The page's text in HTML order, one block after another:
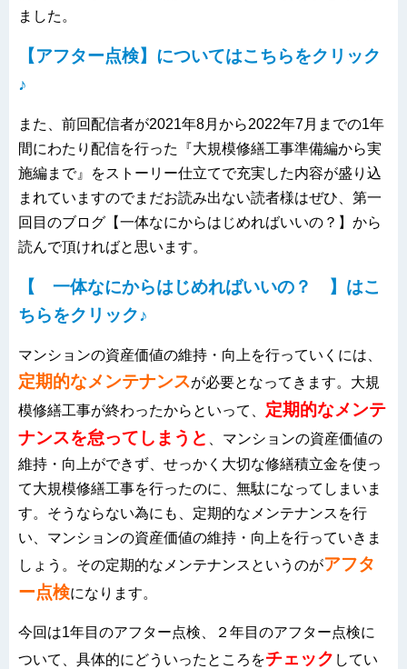
ました。
【アフター点検】についてはこちらをクリック
♪
また、前回配信者が2021年8月から2022年7月までの1年
間にわたり配信を行った『大規模修繕工事準備編から実
施編まで』をストーリー仕立てで充実した内容が盛り込
まれていますのでまだお読み出ない読者様はぜひ、第一
回目のブログ【一体なにからはじめればいいの？】から
読んで頂ければと思います。
【 一体なにからはじめればいいの？ 】はこ
ちらをクリック♪
マンションの資産価値の維持・向上を行っていくには、
定期的なメンテナンスが必要となってきます。大規
模修繕工事が終わったからといって、 定期的なメンテ
ナンスを怠ってしまうと
、マンションの資産価値の
維持・向上ができず、せっかく大切な修繕積立金を使っ
て大規模修繕工事を行ったのに、無駄になってしまいま
す。そうならない為にも、定期的なメンテナンスを行
い、マンションの資産価値の維持・向上を行っていきま
しょう。その定期的なメンテナンスというのがアフタ
ー点検になります。
今回は1年目のアフター点検、２年目のアフター点検に
ついて、具体的にどういったところをチェック してい